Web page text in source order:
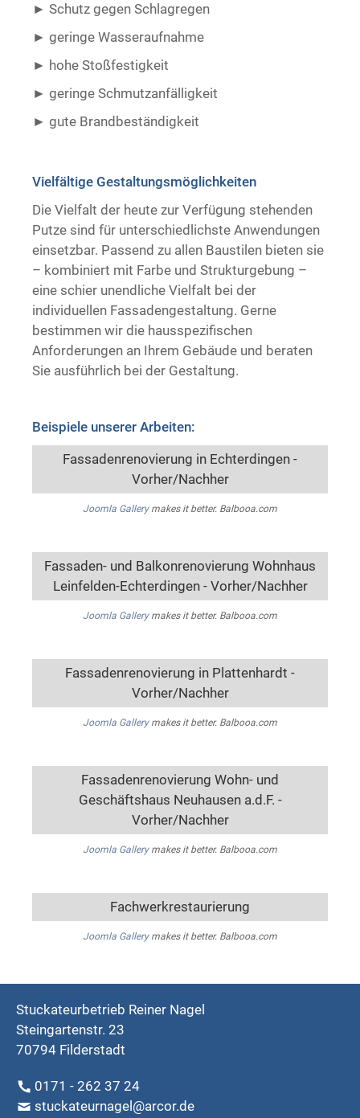
Schutz gegen Schlagregen
geringe Wasseraufnahme
hohe Stoßfestigkeit
geringe Schmutzanfälligkeit
gute Brandbeständigkeit ​ ​
Vielfältige Gestaltungsmöglichkeiten
Die Vielfalt der heute zur Verfügung stehenden
Putze sind für unterschiedlichste Anwendungen
einsetzbar. Passend zu allen Baustilen bieten sie
– kombiniert mit Farbe und Strukturgebung –
eine schier unendliche Vielfalt bei der
individuellen Fassadengestaltung. Gerne
bestimmen wir die hausspezifischen
Anforderungen an Ihrem Gebäude und beraten
Sie ausführlich bei der Gestaltung.
Beispiele unserer Arbeiten:
Fassadenrenovierung in Echterdingen -
Vorher/Nachher
Joomla Gallerymakes it better. Balbooa.com
Fassaden- und Balkonrenovierung Wohnhaus
Leinfelden-Echterdingen - Vorher/Nachher
Joomla Gallerymakes it better. Balbooa.com
Fassadenrenovierung in Plattenhardt -
Vorher/Nachher
Joomla Gallerymakes it better. Balbooa.com
Fassadenrenovierung Wohn- und
Geschäftshaus Neuhausen a.d.F. -
Vorher/Nachher
Joomla Gallerymakes it better. Balbooa.com
Fachwerkrestaurierung
Joomla Gallerymakes it better. Balbooa.com
Stuckateurbetrieb Reiner Nagel
Steingartenstr. 23
70794 Filderstadt
0171 - 262 37 24
stuckateurnagel@arcor.de